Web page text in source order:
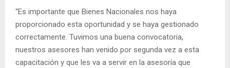
“Es importante que Bienes Nacionales nos haya
proporcionado esta oportunidad y se haya gestionado
correctamente. Tuvimos una buena convocatoria,
nuestros asesores han venido por segunda vez a esta
capacitación y que les va a servir en la asesoría que